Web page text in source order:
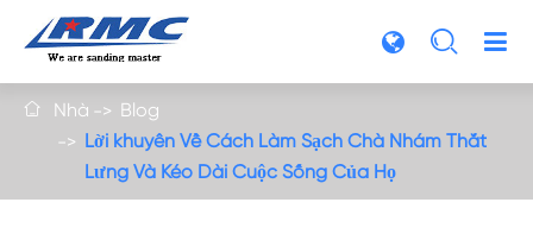

 Nhà
Blog
Lời khuyên Về Cách Làm Sạch Chà Nhám Thắt
Lưng Và Kéo Dài Cuộc Sống Của Họ